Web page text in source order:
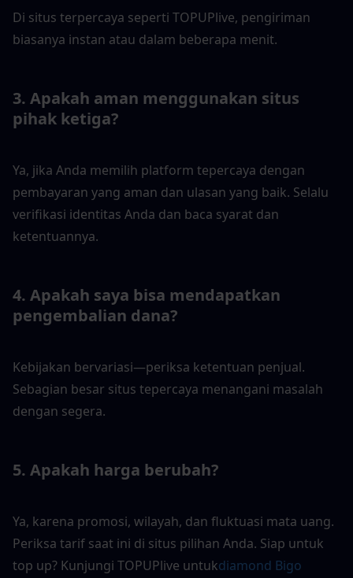
Di situs terpercaya seperti TOPUPlive, pengiriman
biasanya instan atau dalam beberapa menit.
3. Apakah aman menggunakan situs
pihak ketiga?
Ya, jika Anda memilih platform tepercaya dengan
pembayaran yang aman dan ulasan yang baik. Selalu
verifikasi identitas Anda dan baca syarat dan
ketentuannya.
4. Apakah saya bisa mendapatkan
pengembalian dana?
Kebijakan bervariasi—periksa ketentuan penjual.
Sebagian besar situs tepercaya menangani masalah
dengan segera.
5. Apakah harga berubah?
Ya, karena promosi, wilayah, dan fluktuasi mata uang.
Periksa tarif saat ini di situs pilihan Anda. Siap untuk
top up? Kunjungi TOPUPlive untukdiamond Bigo